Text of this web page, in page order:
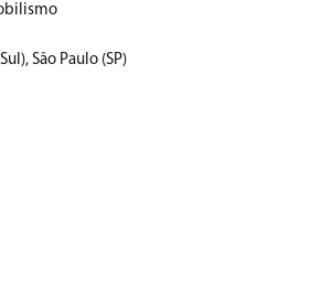
São Paulo (SP)